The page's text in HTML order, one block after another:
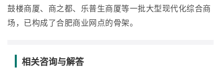
鼓楼商厦、商之都、乐普生商厦等一批大型现代化综合商
场，已构成了合肥商业网点的骨架。
相关咨询与解答